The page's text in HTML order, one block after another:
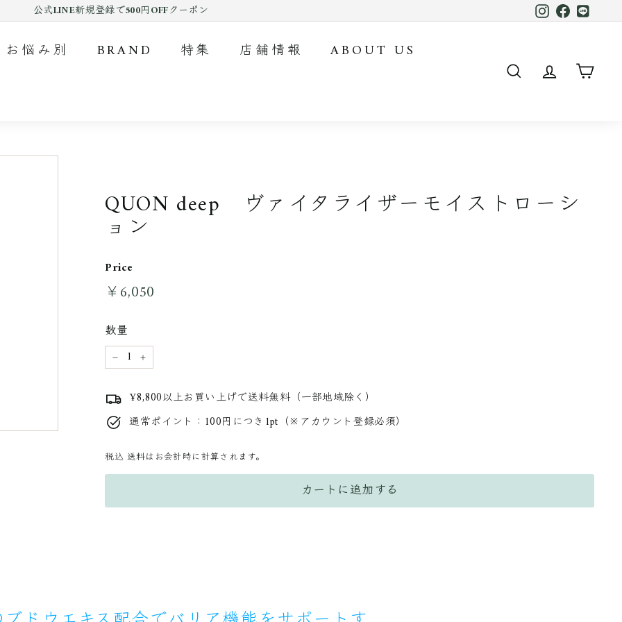
Pause
slideshow
公式LINE新規登録で500円OFFクーポン InstagramFacebook
お悩み別 BRAND 特集 店舗情報
ABOUT US
SEARCH
QUON deep ヴァイタライザーモイストローシ
ョン
Price
通
金
￥6,050
数量
−
+
¥8,800以上お買い上げで送料無料（一部地域除く）
通常ポイント：100円につき1pt（※アカウント登録必須）
税込 送料はお会計時に計算されます。
カートに追加する